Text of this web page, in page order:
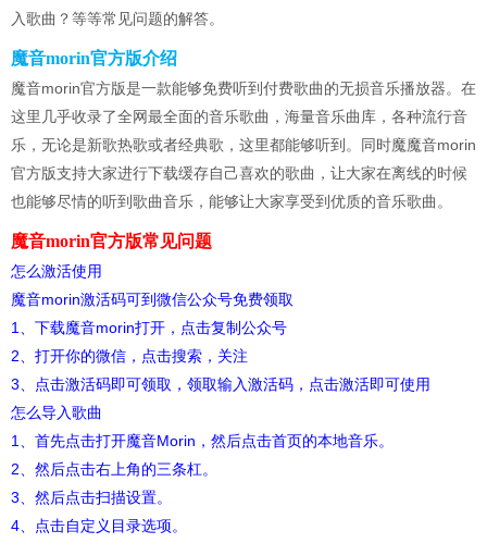
入歌曲？等等常见问题的解答。
魔音morin官方版介绍
魔音morin官方版是一款能够免费听到付费歌曲的无损音乐播放器。在
这里几乎收录了全网最全面的音乐歌曲，海量音乐曲库，各种流行音
乐，无论是新歌热歌或者经典歌，这里都能够听到。同时魔魔音morin
官方版支持大家进行下载缓存自己喜欢的歌曲，让大家在离线的时候
也能够尽情的听到歌曲音乐，能够让大家享受到优质的音乐歌曲。
魔音morin官方版常见问题
怎么激活使用
魔音morin激活码可到微信公众号免费领取
1、下载魔音morin打开，点击复制公众号
2、打开你的微信，点击搜索，关注
3、点击激活码即可领取，领取输入激活码，点击激活即可使用
怎么导入歌曲
1、首先点击打开魔音Morin，然后点击首页的本地音乐。
2、然后点击右上角的三条杠。
3、然后点击扫描设置。
4、点击自定义目录选项。